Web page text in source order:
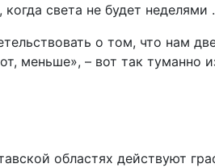
света не будет неделями .
о том, что нам
меньше», – вот так туманно
областях действуют